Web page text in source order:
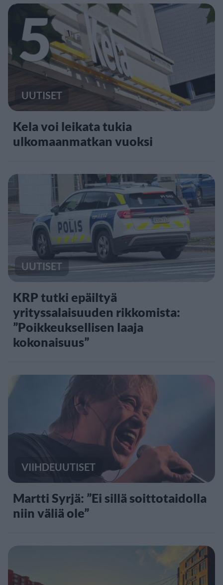
5
UUTISET
Kela voi leikata tukia
ulkomaanmatkan vuoksi
UUTISET
KRP tutki epäiltyä
yrityssalaisuuden rikkomista:
”Poikkeuksellisen laaja
kokonaisuus”
VIIHDEUUTISET
Martti Syrjä: ”Ei sillä soittotaidolla
niin väliä ole”